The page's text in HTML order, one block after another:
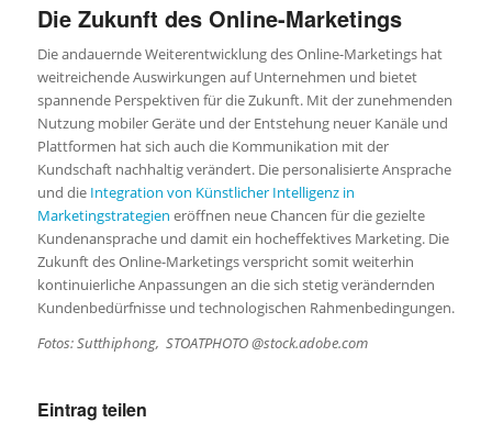
Die Zukunft des Online-Marketings
Die andauernde Weiterentwicklung des Online-Marketings hat
weitreichende Auswirkungen auf Unternehmen und bietet
spannende Perspektiven für die Zukunft. Mit der zunehmenden
Nutzung mobiler Geräte und der Entstehung neuer Kanäle und
Plattformen hat sich auch die Kommunikation mit der
Kundschaft nachhaltig verändert. Die personalisierte Ansprache
und die Integration von Künstlicher Intelligenz in
Marketingstrategien eröffnen neue Chancen für die gezielte
Kundenansprache und damit ein hocheffektives Marketing. Die
Zukunft des Online-Marketings verspricht somit weiterhin
kontinuierliche Anpassungen an die sich stetig verändernden
Kundenbedürfnisse und technologischen Rahmenbedingungen.
Fotos: Sutthiphong, STOATPHOTO @stock.adobe.com
Eintrag teilen